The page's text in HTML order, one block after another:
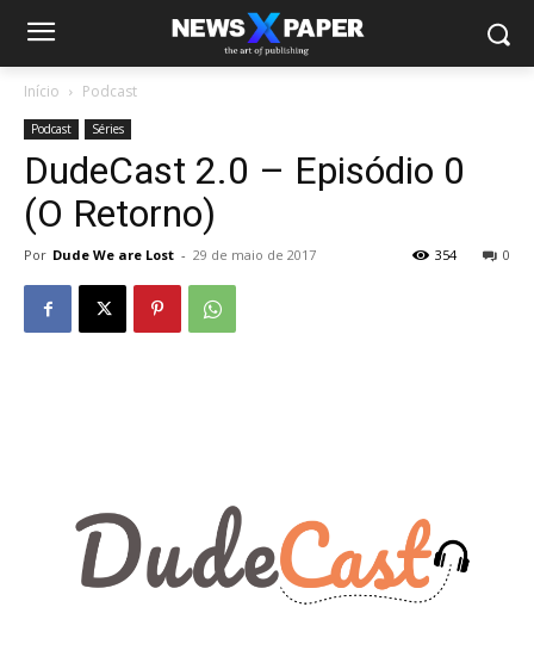
Início Podcast
Podcast Séries
DudeCast 2.0 – Episódio 0
(O Retorno)
Por Dude We are Lost - 29 de maio de 2017 0
354